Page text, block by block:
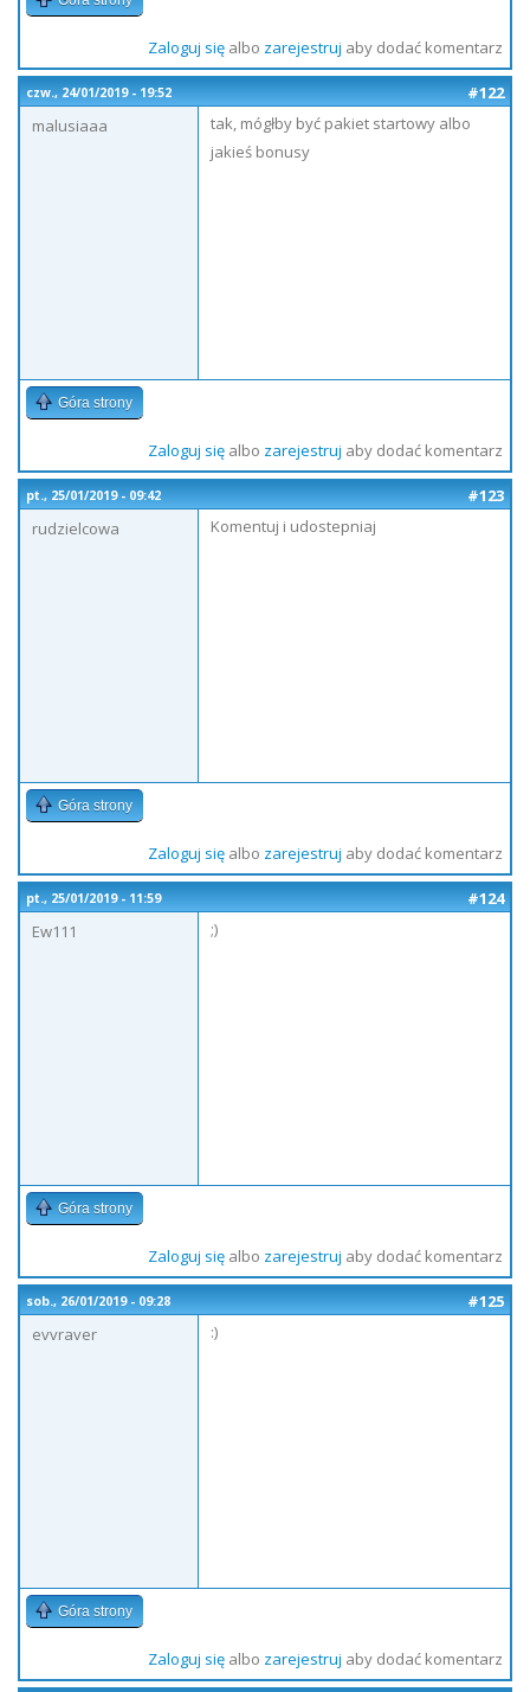
Zaloguj sięalbo zarejestruj aby dodać komentarz
czw., 24/01/2019 - 19:52
#122
malusiaaa
tak, mógłby być pakiet startowy albo
jakieś bonusy
Góra strony
Zaloguj sięalbo zarejestruj aby dodać komentarz
pt., 25/01/2019 - 09:42
#123
rudzielcowa
Komentuj i udostepniaj
Góra strony
Zaloguj sięalbo zarejestruj aby dodać komentarz
pt., 25/01/2019 - 11:59
#124
Ew111
;)
Góra strony
Zaloguj sięalbo zarejestruj aby dodać komentarz
sob., 26/01/2019 - 09:28
#125
evvraver
:)
Góra strony
Zaloguj sięalbo zarejestruj aby dodać komentarz